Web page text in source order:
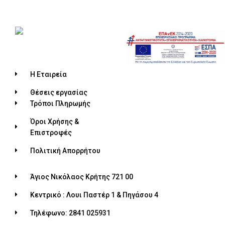
Η Εταιρεία
Θέσεις εργασίας
Τρόποι Πληρωμής
Όροι Χρήσης &
Επιστροφές
Πολιτική Απορρήτου
Άγιος Νικόλαος Κρήτης 721 00
Κεντρικό : Λουι Παστέρ 1 & Πηγάσου 4
Τηλέφωνο: 2841 025931